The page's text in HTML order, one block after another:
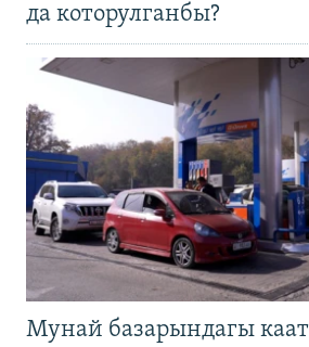
да которулганбы?
Мунай базарындагы